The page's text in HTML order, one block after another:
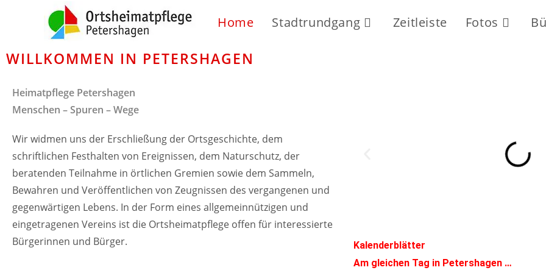
Home Stadtrundgang Zeitleiste Fotos
WILLKOMMEN IN PETERSHAGEN
Heimatpflege Petershagen
Menschen – Spuren – Wege
Wir widmen uns der Erschließung der Ortsgeschichte, dem
schriftlichen Festhalten von Ereignissen, dem Naturschutz, der
beratenden Teilnahme in örtlichen Gremien sowie dem Sammeln,
Bewahren und Veröffentlichen von Zeugnissen des vergangenen und
gegenwärtigen Lebens. In der Form eines allgemeinnützigen und
eingetragenen Vereins ist die Ortsheimatpflege offen für interessierte
Bürgerinnen und Bürger.
Kalenderblätter
Am gleichen Tag in Petershagen …